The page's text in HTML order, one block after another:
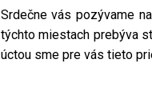
Srdečne vás pozývame
týchto miestach prebýva
úctou sme pre vás tieto